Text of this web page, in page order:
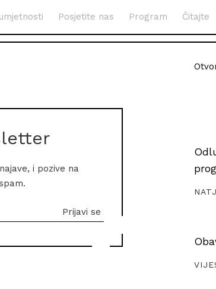
Posjetite nas Program Čitajte
i pozive na